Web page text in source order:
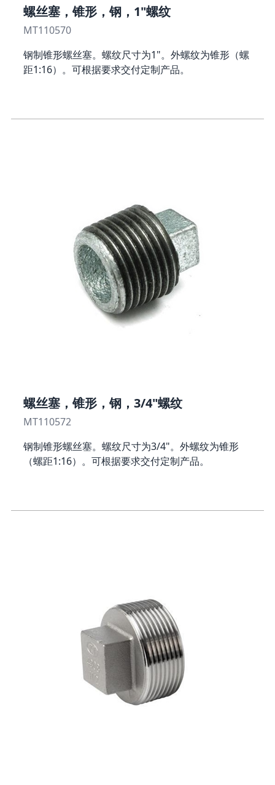
螺丝塞，锥形，钢，1"螺纹
MT110570
钢制锥形螺丝塞。螺纹尺寸为1"。外螺纹为锥形（螺
距1:16）。可根据要求交付定制产品。
螺丝塞，锥形，钢，3/4"螺纹
MT110572
钢制锥形螺丝塞。螺纹尺寸为3/4"。外螺纹为锥形
（螺距1:16）。可根据要求交付定制产品。